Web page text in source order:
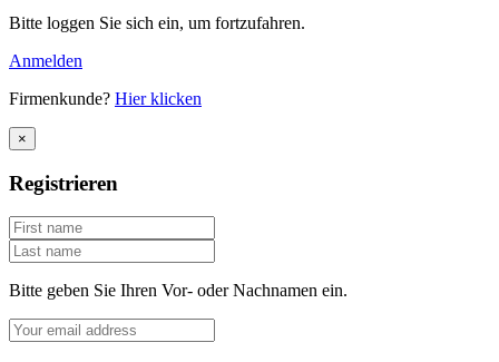
Bitte loggen Sie sich ein, um fortzufahren.
Anmelden
Firmenkunde? Hier klicken
×
Registrieren
Bitte geben Sie Ihren Vor- oder Nachnamen ein.